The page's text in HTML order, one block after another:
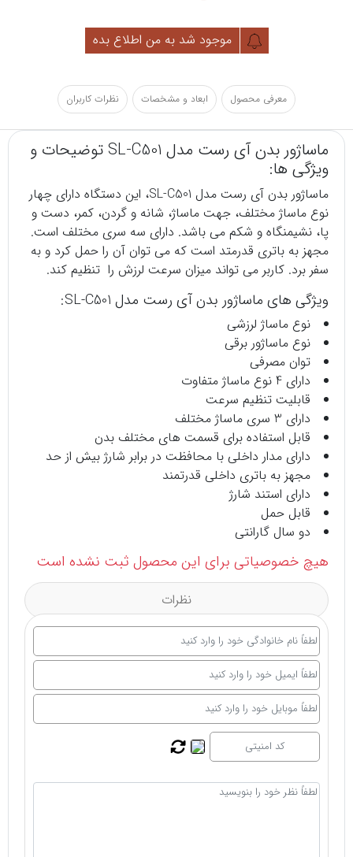
موجود شد به من اطلاع بده
معرفی محصول ابعاد و مشخصات نظرات کاربران
ماساژور بدن آی رست مدل SL-C501 توضیحات و
ویژگی ها:
ماساژور
بدن آی رست مدل SL-C501، این دستگاه دارای چهار
نوع ماساژ مختلف، جهت ماساژ، شانه و گردن، کمر، دست و
پا، نشیمنگاه و شکم می باشد. دارای سه سری مختلف است.
مجهز به باتری قدرمتد است که می توان آن را حمل کرد و به
سفر برد. کاربر می تواند میزان سرعت لرزش را تنظیم کند.
ویژگی های ماساژور بدن آی رست مدل SL-C501:
نوع ماساژ لرزشی
نوع ماساژور برقی
توان مصرفی
دارای 4 نوع ماساژ متفاوت
قابلیت تنظیم سرعت
دارای 3 سری ماساژ مختلف
قابل استفاده برای قسمت های مختلف بدن
دارای مدار داخلی با محافظت در برابر شارژ بیش از حد
مجهز به باتری داخلی قدرتمند
دارای استند شارژ
قابل حمل
دو سال گارانتی
هیچ خصوصیاتی برای این محصول ثبت نشده است
نظرات